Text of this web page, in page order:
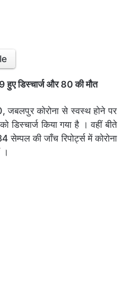
डिस्चार्ज और 80 की मौत
कोरोना से स्वस्थ होने पर
डिस्चार्ज किया गया है । वहीं बीते
सेम्पल की जाँच रिपोर्ट्स में कोरोना